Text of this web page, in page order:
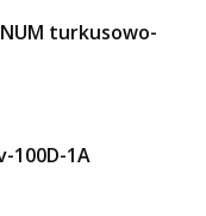
turkusowo-
100D-1A